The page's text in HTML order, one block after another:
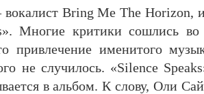
Bring Me The Horizon,
Многие критики сошлись
привлечение именитого
не случилось. «Silence
в альбом. К слову, Оли